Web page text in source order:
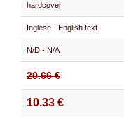
hardcover
Inglese - English text
N/D - N/A
20.66 €
10.33 €